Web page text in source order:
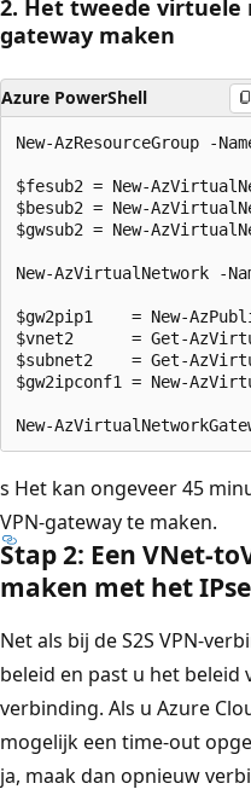
2. Het tweede virtuele
gateway maken
Azure PowerShell
New-AzResourceGroup -
$fesub2 = New-
$besub2 = New-
$gwsub2 = New-
New-AzVirtualNetwork -
$gw2pip1    = New-
$vnet2      = Get-
$subnet2    = Get-
$gw2ipconf1 = New-
s Het kan ongeveer 45
VPN-gateway te maken.
Stap 2: Een VNet-
maken met het
Net als bij de S2S VPN-
beleid en past u het
verbinding. Als u Azure
mogelijk een time-out
ja, maak dan opnieuw